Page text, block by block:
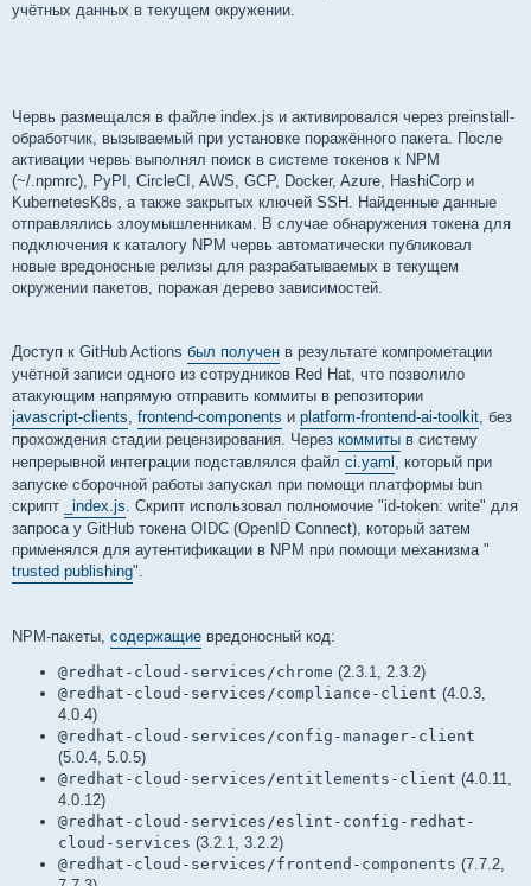
учётных данных в текущем окружении.
Червь размещался в файле index.js и активировался через preinstall-
обработчик, вызываемый при установке поражённого пакета. После
активации червь выполнял поиск в системе токенов к NPM
(~/.npmrc), PyPI, CircleCI, AWS, GCP, Docker, Azure, HashiCorp и
KubernetesK8s, а также закрытых ключей SSH. Найденные данные
отправлялись злоумышленникам. В случае обнаружения токена для
подключения к каталогу NPM червь автоматически публиковал
новые вредоносные релизы для разрабатываемых в текущем
окружении пакетов, поражая дерево зависимостей.
Доступ к GitHub Actions был получен в результате компрометации
учётной записи одного из сотрудников Red Hat, что позволило
атакующим напрямую отправить коммиты в репозитории
javascript-clients, frontend-components и platform-frontend-ai-toolkit, без
прохождения стадии рецензирования. Через коммиты в систему
непрерывной интеграции подставлялся файл ci.yaml , который при
запуске сборочной работы запускал при помощи платформы bun
скрипт
_index.js. Скрипт использовал полномочие "id-token: write" для
запроса у GitHub токена OIDC (OpenID Connect), который затем
применялся для аутентификации в NPM при помощи механизма "
trusted publishing".
NPM-пакеты, содержащие вредоносный код:
@redhat-cloud-services/chrome (2.3.1, 2.3.2)
@redhat-cloud-services/compliance-client (4.0.3,
4.0.4)
@redhat-cloud-services/config-manager-client
(5.0.4, 5.0.5)
@redhat-cloud-services/entitlements-client (4.0.11,
4.0.12)
@redhat-cloud-services/eslint-config-redhat-
cloud-services (3.2.1, 3.2.2)
@redhat-cloud-services/frontend-components (7.7.2,